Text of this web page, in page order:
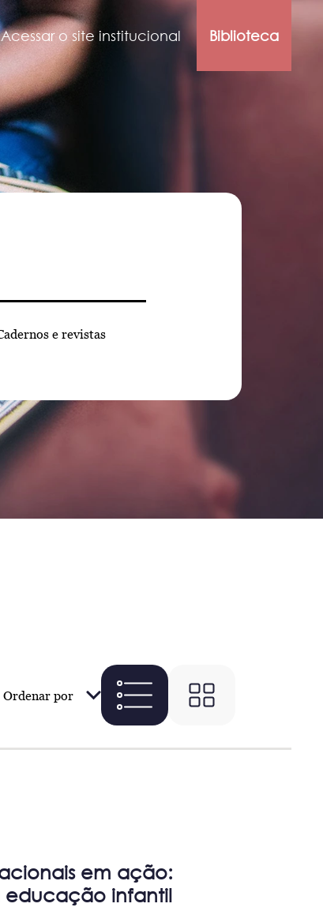
Acessar o site institucional Biblioteca
e revistas
Ordenar por
em ação:
educação infantil